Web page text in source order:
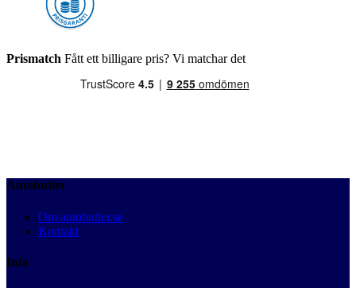
Prismatch Fått ett billigare pris? Vi matchar det
Autobutler
Om autobutler.se
Kontakt
Info